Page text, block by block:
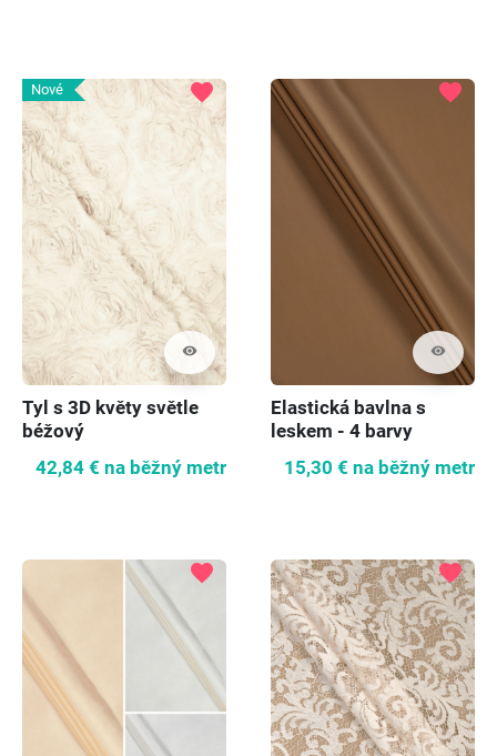
Nové
visibility
favorite
Tyl s 3D květy světle
béžový
42,84 € na běžný metr
visibility
favorite
Elastická bavlna s
leskem - 4 barvy
15,30 € na běžný metr
favorite favorite